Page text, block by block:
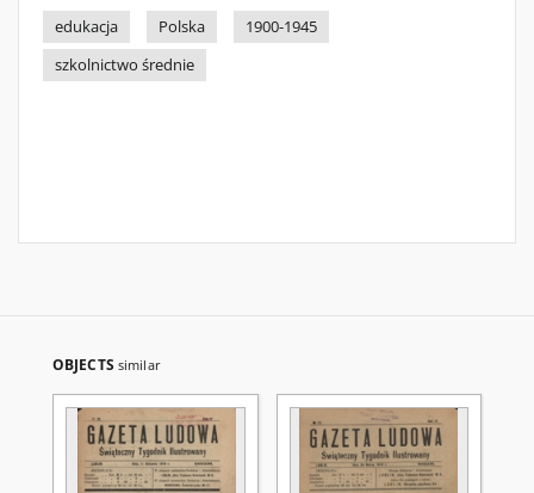
edukacja
Polska
1900-1945
szkolnictwo średnie
OBJECTS similar